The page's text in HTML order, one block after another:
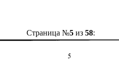
Страница №5из 58: